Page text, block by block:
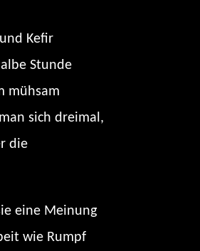
Kefir
Stunde
mühsam
sich dreimal,
die
eine Meinung
wie Rumpf